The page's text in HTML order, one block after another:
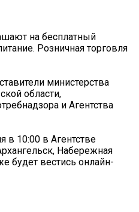
на бесплатный
Розничная торговля
министерства
области,
и Агентства
в 10:00 в Агентстве
Набережная
будет вестись онлайн-